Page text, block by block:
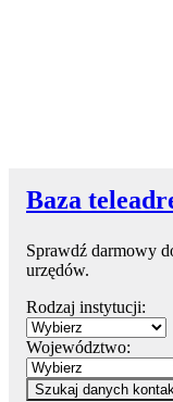
Baza
Sprawdź darmowy
urzędów.
Rodzaj instytucji:
Województwo:
Szukaj danych